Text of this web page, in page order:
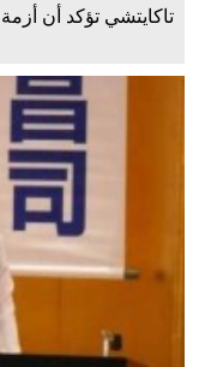
تاكايتشي تؤكد أن